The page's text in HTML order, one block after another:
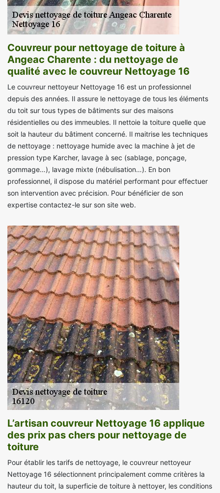
Couvreur pour nettoyage de toiture à
Angeac Charente : du nettoyage de
qualité avec le couvreur Nettoyage 16
Le couvreur nettoyeur Nettoyage 16 est un professionnel
depuis des années. Il assure le nettoyage de tous les éléments
du toit sur tous types de bâtiments sur des maisons
résidentielles ou des immeubles. Il nettoie la toiture quelle que
soit la hauteur du bâtiment concerné. Il maitrise les techniques
de nettoyage : nettoyage humide avec la machine à jet de
pression type Karcher, lavage à sec (sablage, ponçage,
gommage…), lavage mixte (nébulisation…). En bon
professionnel, il dispose du matériel performant pour effectuer
son intervention avec précision. Pour bénéficier de son
expertise contactez-le sur son site web.
L’artisan couvreur Nettoyage 16 applique
des prix pas chers pour nettoyage de
toiture
Pour établir les tarifs de nettoyage, le couvreur nettoyeur
Nettoyage 16 sélectionnent principalement comme critères la
hauteur du toit, la superficie de toiture à nettoyer, les conditions